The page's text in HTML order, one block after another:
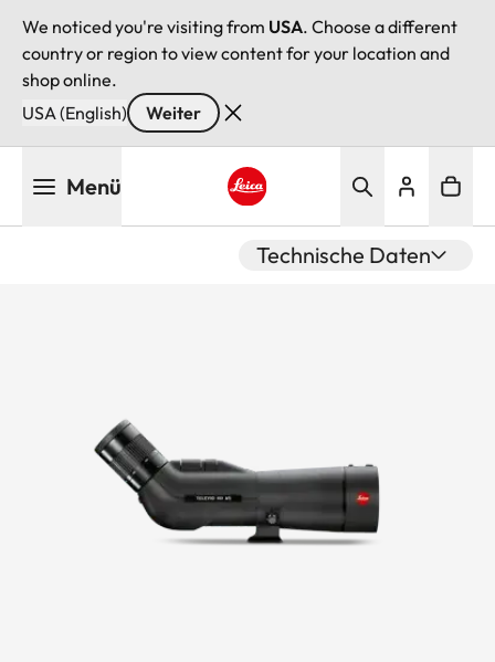
We noticed you're visiting from USA. Choose a different
country or region to view content for your location and
shop online.
USA (English)
Weiter
Menü
Technische Daten